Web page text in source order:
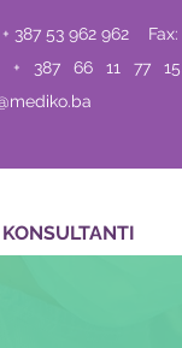
387 53 962 962 Fax:
+ 387 66 11 77 15
KONSULTANTI